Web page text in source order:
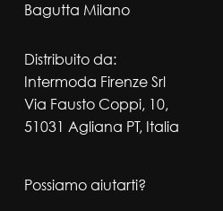
Bagutta Milano
Distribuito da:
Intermoda Firenze Srl
Via Fausto Coppi, 10,
51031 Agliana PT, Italia
Possiamo aiutarti?